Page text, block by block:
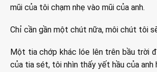
mũi của tôi chạm nhẹ vào mũi của anh.
Chỉ cần gần một chút nữa, môi chút tôi
Một tia chớp khác lóe lên trên bầu trời
của tia sét, tôi nhìn thấy yết hầu của anh